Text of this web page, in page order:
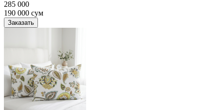
285 000
190 000 сум
Заказать